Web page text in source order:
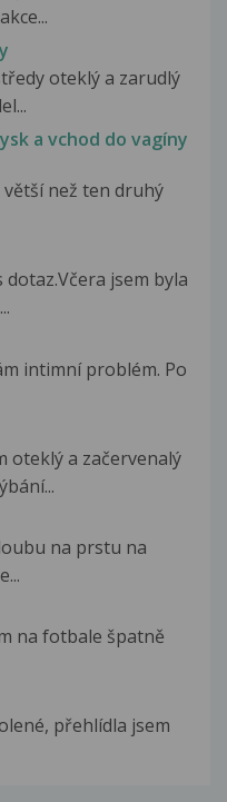
oteklý a zarudlý
a vchod do vagíny
než ten druhý
jsem byla
intimní problém. Po
oteklý a začervenalý
na prstu na
na fotbale špatně
přehlídla jsem